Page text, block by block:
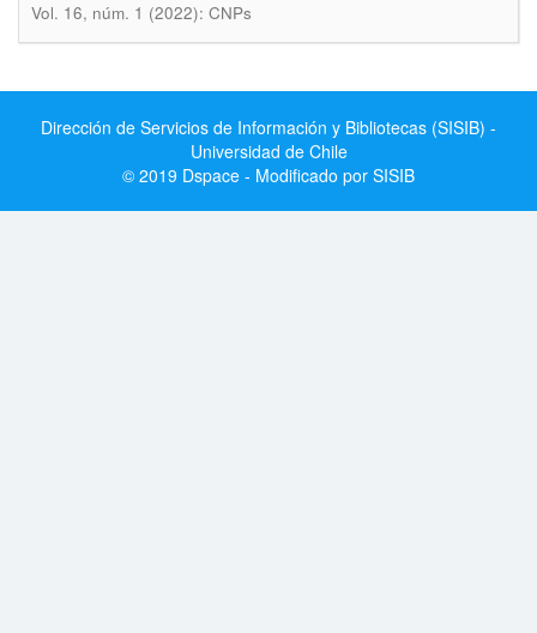
Vol. 16, núm. 1 (2022): CNPs
Dirección de Servicios de Información y Bibliotecas (SISIB) -
Universidad de Chile
© 2019 Dspace - Modificado por SISIB